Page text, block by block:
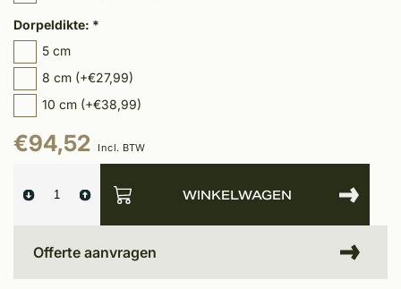
Dorpeldikte: *
5 cm
8 cm (+€27,99)
10 cm (+€38,99)
€94,52 Incl. BTW
WINKELWAGEN
Offerte aanvragen